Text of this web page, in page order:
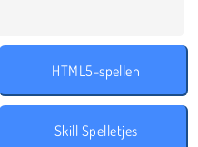
HTML5-spellen
Skill Spelletjes